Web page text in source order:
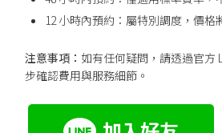
12 小時內預約：屬特別調度，價格
注意事項： 如有任何疑問，請透過官方
步確認費用與服務細節。